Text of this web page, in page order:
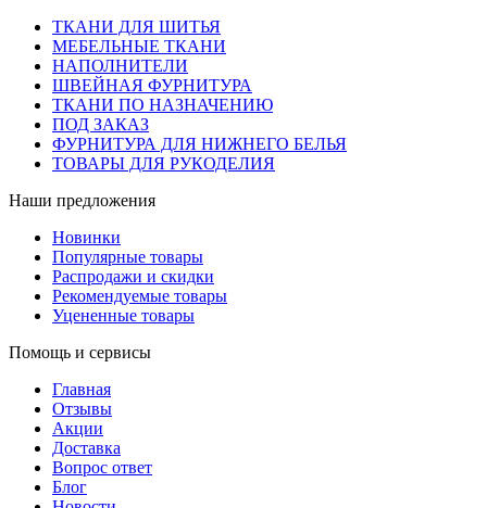
ТКАНИ ДЛЯ ШИТЬЯ
МЕБЕЛЬНЫЕ ТКАНИ
НАПОЛНИТЕЛИ
ШВЕЙНАЯ ФУРНИТУРА
ТКАНИ ПО НАЗНАЧЕНИЮ
ПОД ЗАКАЗ
ФУРНИТУРА ДЛЯ НИЖНЕГО БЕЛЬЯ
ТОВАРЫ ДЛЯ РУКОДЕЛИЯ
Наши предложения
Новинки
Популярные товары
Распродажи и скидки
Рекомендуемые товары
Уцененные товары
Помощь и сервисы
Главная
Отзывы
Акции
Доставка
Вопрос ответ
Блог